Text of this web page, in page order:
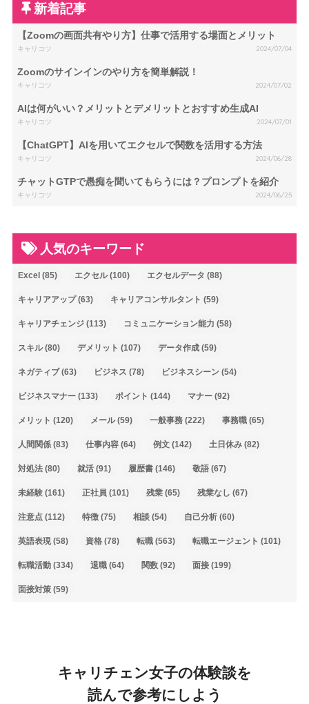
新着記事
【Zoomの画面共有やり方】仕事で活用する場面とメリット
キャリコツ 2024/07/04
Zoomのサインインのやり方を簡単解説！
キャリコツ 2024/07/02
AIは何がいい？メリットとデメリットとおすすめ生成AI
キャリコツ 2024/07/01
【ChatGPT】AIを用いてエクセルで関数を活用する方法
キャリコツ 2024/06/28
チャットGTPで愚痴を聞いてもらうには？プロンプトを紹介
キャリコツ 2024/06/25
人気のキーワード
Excel (85) エクセル(100) エクセルデータ (88)
キャリアアップ(63) キャリアコンサルタント (59)
キャリアチェンジ(113) コミュニケーション能力 (58)
スキル(80) デメリット (107) データ作成(59)
ネガティブ(63) ビジネス (78) ビジネスシーン(54)
ビジネスマナー(133) ポイント (144) マナー(92)
メリット (120) メール(59) 一般事務(222) 事務職(65)
人間関係(83) 仕事内容(64) 例文(142) 土日休み(82)
対処法(80) 就活(91) 履歴書(146) 敬語(67)
未経験(161) 正社員 (101) 残業(65) 残業なし (67)
注意点(112) 特徴(75) 相談(54) 自己分析(60)
英語表現(58) 資格(78) 転職(563) 転職エージェント (101)
転職活動(334) 退職(64) 関数(92) 面接(199)
面接対策(59)
キャリチェン女子の体験談を
読んで参考にしよう